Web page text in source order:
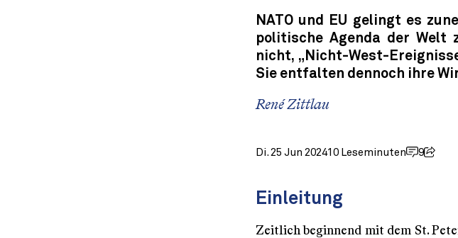
NATO und EU gelingt es
politische Agenda der Welt
nicht, „Nicht-West-
Sie entfalten dennoch ihre
René Zittlau
Di. 25 Jun 202410 Leseminuten 9
Einleitung
Zeitlich beginnend mit dem St.